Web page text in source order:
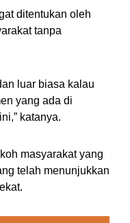
ditentukan oleh
tanpa
luar biasa kalau
yang ada di
katanya.
masyarakat yang
telah menunjukkan